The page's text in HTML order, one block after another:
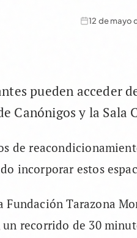
12 de mayo
pueden acceder
Canónigos y la Sala
de
incorporar estos
Fundación Tarazona
un recorrido de 30